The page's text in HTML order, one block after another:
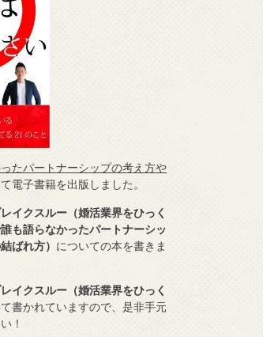
たパートナーシップの考え方や
電子書籍を出版しました。
イクスルー（婚活業界をひっく
も語らなかったパートナーシッ
ばれ方） についての本を書きま
イクスルー（婚活業界をひっく
書かれていますので、是非手元
！